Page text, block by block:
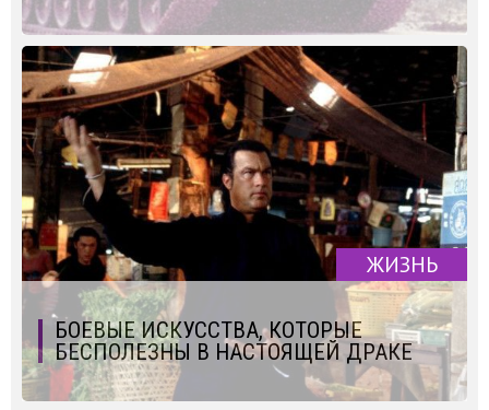
ЖИЗНЬ
БОЕВЫЕ ИСКУССТВА, КОТОРЫЕ
БЕСПОЛЕЗНЫ В НАСТОЯЩЕЙ ДРАКЕ